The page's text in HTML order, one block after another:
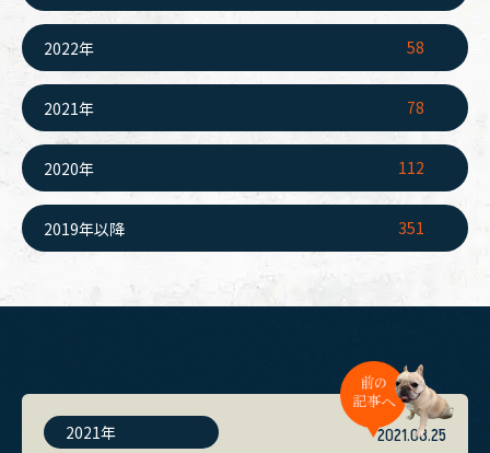
2022年 58
2021年 78
2020年 112
2019年以降 351
2021年 2021.08.25